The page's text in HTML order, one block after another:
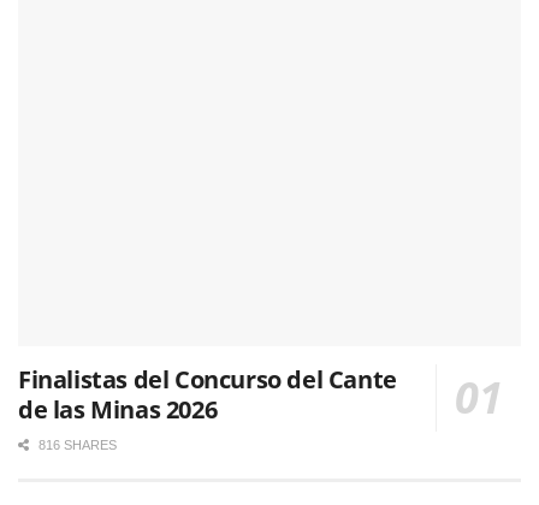
Finalistas del Concurso del Cante
de las Minas 2026
816 SHARES